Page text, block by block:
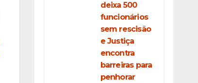
deixa 500
funcionários
sem rescisão
e Justiça
encontra
barreiras para
penhorar